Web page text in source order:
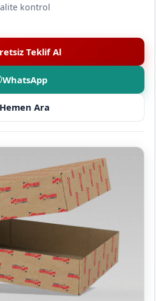
kontrol
Teklif Al
WhatsApp
Hemen Ara